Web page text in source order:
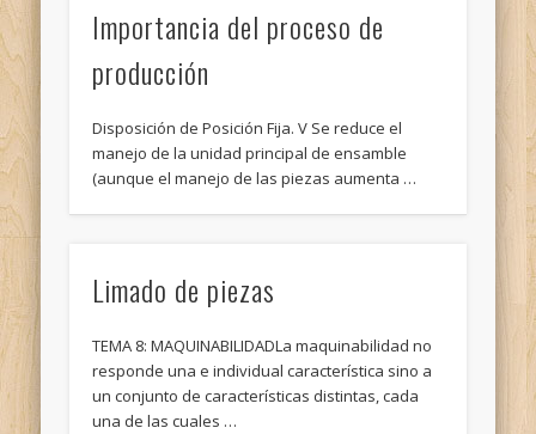
Importancia del proceso de
producción
Disposición de Posición Fija. V Se reduce el
manejo de la unidad principal de ensamble
(aunque el manejo de las piezas aumenta …
Limado de piezas
TEMA 8: MAQUINABILIDADLa maquinabilidad no
responde una e individual característica sino a
un conjunto de características distintas, cada
una de las cuales …